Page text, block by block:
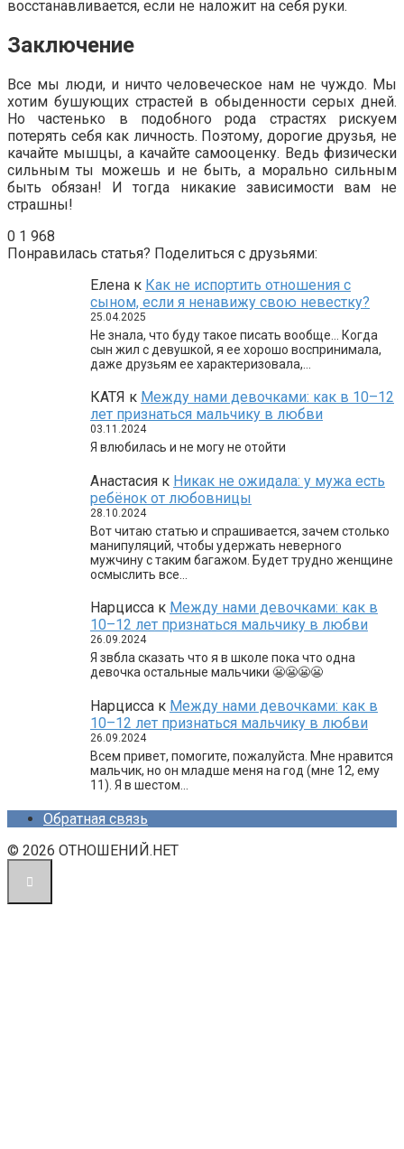
восстанавливается, если не наложит на себя руки.
Заключение
Все мы люди, и ничто человеческое нам не чуждо. Мы
хотим бушующих страстей в обыденности серых дней.
Но частенько в подобного рода страстях рискуем
потерять себя как личность. Поэтому, дорогие друзья, не
качайте мышцы, а качайте самооценку. Ведь физически
сильным ты можешь и не быть, а морально сильным
быть обязан! И тогда никакие зависимости вам не
страшны!
0 1 968
Понравилась статья? Поделиться с друзьями:
Елена к Как не испортить отношения с
сыном, если я ненавижу свою невестку?
25.04.2025
Не знала, что буду такое писать вообще… Когда
сын жил с девушкой, я ее хорошо воспринимала,
даже друзьям ее характеризовала,…
КАТЯ к Между нами девочками: как в 10–12
лет признаться мальчику в любви
03.11.2024
Я влюбилась и не могу не отойти
Анастасия к Никак не ожидала: у мужа есть
ребёнок от любовницы
28.10.2024
Вот читаю статью и спрашивается, зачем столько
манипуляций, чтобы удержать неверного
мужчину с таким багажом. Будет трудно женщине
осмыслить все…
Нарцисса к Между нами девочками: как в
10–12 лет признаться мальчику в любви
26.09.2024
Я звбла сказать что я в школе пока что одна
девочка остальные мальчики 😬😬😬😬
Нарцисса к Между нами девочками: как в
10–12 лет признаться мальчику в любви
26.09.2024
Всем привет, помогите, пожалуйста. Мне нравится
мальчик, но он младше меня на год (мне 12, ему
11). Я в шестом…
Обратная связь
© 2026 ОТНОШЕНИЙ.НЕТ